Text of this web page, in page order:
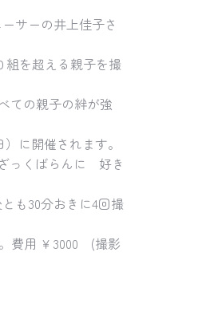
サーの井上佳子さ
を超える親子を撮
ての親子の絆が強
に開催されます。
っくばらんに 好き
も30分おきに4回撮
費用 ￥3000 (撮影